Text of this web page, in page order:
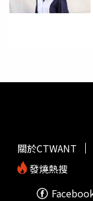
關於CTWANT
發燒熱搜